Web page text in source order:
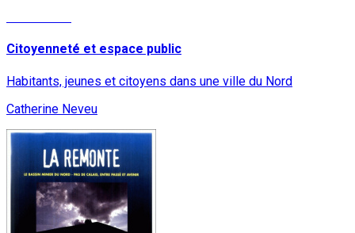
Citoyenneté et espace public
Habitants, jeunes et citoyens dans une ville du Nord
Catherine Neveu